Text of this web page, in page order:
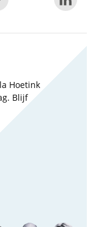
Hoetink
Blijf